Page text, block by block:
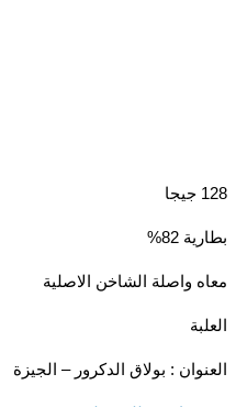
82%
واصلة الشاخن الاصلية
: بولاق الدكرور – الجيزة